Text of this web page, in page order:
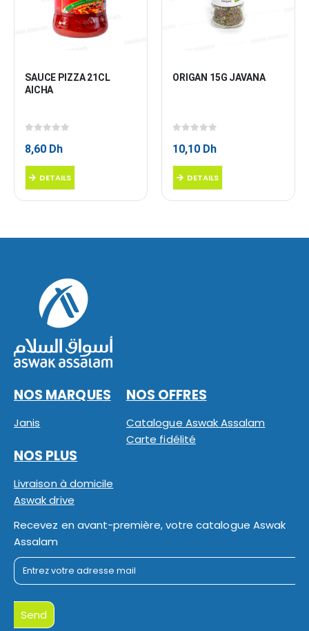
SAUCE PIZZA 21CL
AICHA
8,60 Dh
DETAILS
ORIGAN 15G JAVANA
10,10 Dh
DETAILS
NOS MARQUES
Janis
NOS OFFRES
Catalogue Aswak Assalam
Carte fidélité
NOS PLUS
Livraison à domicile
Aswak drive
Recevez en avant-première, votre catalogue Aswak
Assalam